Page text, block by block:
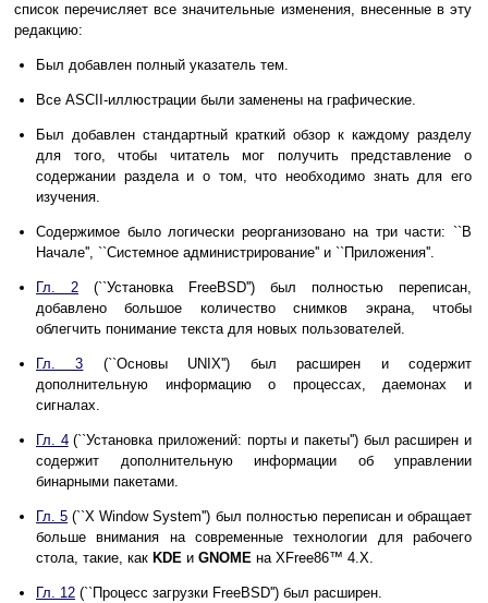
список перечисляет все значительные изменения, внесенные в эту
редакцию:
Был добавлен полный указатель тем.
Все ASCII-иллюстрации были заменены на графические.
Был добавлен стандартный краткий обзор к каждому разделу
для того, чтобы читатель мог получить представление о
содержании раздела и о том, что необходимо знать для его
изучения.
Содержимое было логически реорганизовано на три части: ``В
Начале'', ``Системное администрирование'' и ``Приложения''.
Гл. 2 (``Установка FreeBSD'') был полностью переписан,
добавлено большое количество снимков экрана, чтобы
облегчить понимание текста для новых пользователей.
Гл. 3 (``Основы UNIX'') был расширен и содержит
дополнительную информацию о процессах, даемонах и
сигналах.
Гл. 4(``Установка приложений: порты и пакеты'') был расширен и
содержит дополнительную информации об управлении
бинарными пакетами.
Гл. 5 (``X Window System'') был полностью переписан и обращает
больше внимания на современные технологии для рабочего
стола, такие, как KDE и GNOME на XFree86™ 4.X.
Гл. 12 (``Процесс загрузки FreeBSD'') был расширен.